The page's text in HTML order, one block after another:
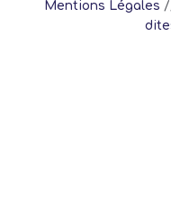
Mentions Légales